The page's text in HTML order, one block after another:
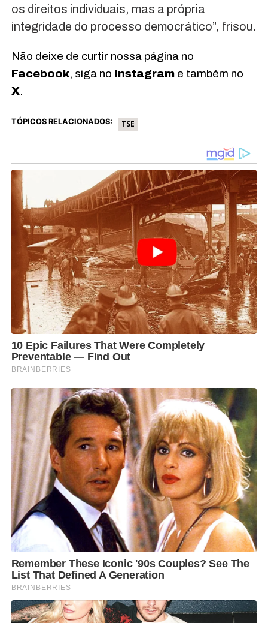
os direitos individuais, mas a própria
integridade do processo democrático”, frisou.
Não deixe de curtir nossa página no
Facebook, siga no Instagrame também no
X.
TÓPICOS RELACIONADOS: TSE